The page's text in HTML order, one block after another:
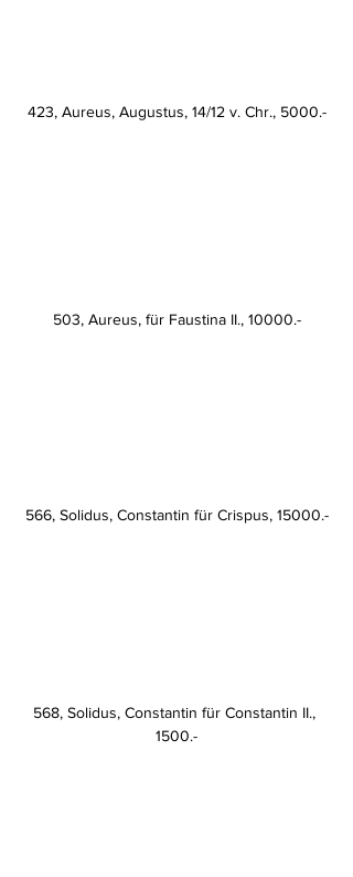
423, Aureus, Augustus, 14/12 v. Chr., 5000.-
503, Aureus, für Faustina II., 10000.-
566, Solidus, Constantin für Crispus, 15000.-
568, Solidus, Constantin für Constantin II.,
1500.-